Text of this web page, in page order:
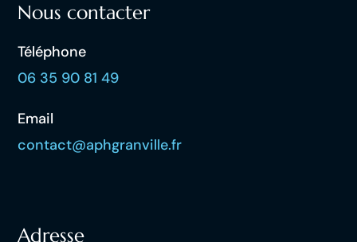
Nous contacter
Téléphone
06 35 90 81 49
Email
contact@aphgranville.fr
Adresse